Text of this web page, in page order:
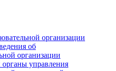
организации
об
организации
органы управления